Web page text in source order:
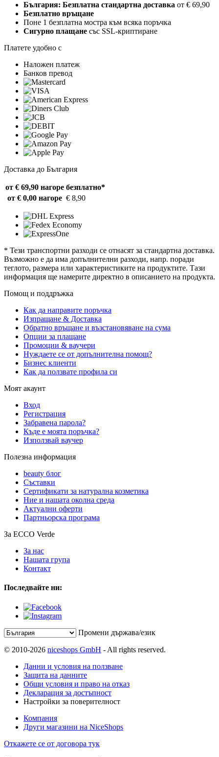
България: Безплатна стандартна доставка от € 69,90
Безплатно връщане
Поне 1 безплатна мостра към всяка поръчка
Сигурно плащане със SSL-криптиране
Платете удобно с
Наложен платеж
Банков превод
Доставка до България
от € 69,90 нагоре безплатно*
от € 0,00 нагоре € 8,90
* Тези транспортни разходи се отнасят за стандартна доставка.
Възможно е да има допълнителни разходи, напр. поради
теглото, размера или характеристиките на продуктите. Тази
информация ще намерите директно в описанието на продукта.
Помощ и поддръжка
Как да направите поръчка
Изпращане & Доставка
Обратно връщане и възстановяване на сума
Опции за плащане
Промоции & ваучери
Нуждаете се от допълнителна помощ?
Бизнес клиенти
Как да ползвате профила си
Моят акаунт
Вход
Регистрация
Забравена парола?
Къде е моята поръчка?
Използвай ваучер
Полезна информация
beauty блог
Съставки
Сертификати за натурална козметика
Ние и нашата околна среда
Актуални оферти
Партньорска програма
За ECCO Verde
За нас
Нашата група
Контакт
Последвайте ни:
Промени държава/език
© 2010-2026 niceshops GmbH - All rights reserved.
Данни и условия на ползване
Защита на данните
Общи условия и право на отказ
Декларация за достъпност
Настройки за поверителност
Компания
Други магазини на NiceShops
Откажете се от договора тук